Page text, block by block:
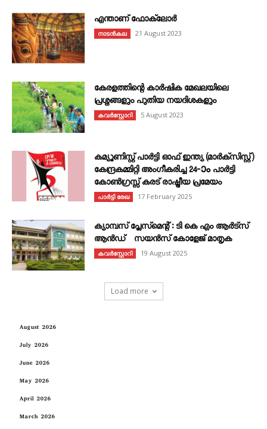
എന്താണ്‌ ഫോക്‌ലോർ
നാടൻകല 21 August 2023
കേരളത്തിന്റെ കാർഷിക മേഖലയിലെ
പ്രശ്നങ്ങളും പുതിയ നയദിശകളും
കവര്‍സ്റ്റോറി 5 August 2023
കമ്യൂണിസ്റ്റ് പാർട്ടി ഓഫ് ഇന്ത്യ (മാർക്സിസ്റ്റ്)
കേന്ദ്രകമ്മിറ്റി അംഗീകരിച്ച 24‐ാം പാർട്ടി
കോൺഗ്രസ്സ് കരട് രാഷ്ട്രീയ പ്രമേയം
പാർട്ടി രേഖ 17 February 2025
ക്യാമ്പസ് പ്ലേസ്മെന്റ് : ടി കെ എം ആർട്സ്
ആൻഡ് സയൻസ് കോളേജ് മാതൃക
കവര്‍സ്റ്റോറി 19 August 2025
Load more
August 2026
July 2026
June 2026
May 2026
April 2026
March 2026